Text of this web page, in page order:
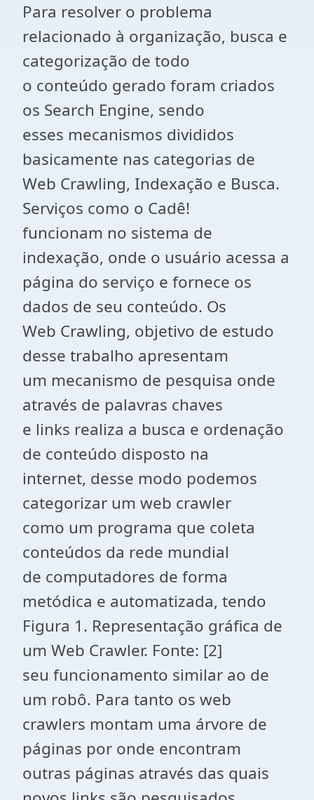
Para resolver o problema
relacionado à organização, busca e
categorização de todo
o conteúdo gerado foram criados
os Search Engine, sendo
esses mecanismos divididos
basicamente nas categorias de
Web Crawling, Indexação e Busca.
Serviços como o Cadê!
funcionam no sistema de
indexação, onde o usuário acessa a
página do serviço e fornece os
dados de seu conteúdo. Os
Web Crawling, objetivo de estudo
desse trabalho apresentam
um mecanismo de pesquisa onde
através de palavras chaves
e links realiza a busca e ordenação
de conteúdo disposto na
internet, desse modo podemos
categorizar um web crawler
como um programa que coleta
conteúdos da rede mundial
de computadores de forma
metódica e automatizada, tendo
Figura 1. Representação gráfica de
um Web Crawler. Fonte: [2]
seu funcionamento similar ao de
um robô. Para tanto os web
crawlers montam uma árvore de
páginas por onde encontram
outras páginas através das quais